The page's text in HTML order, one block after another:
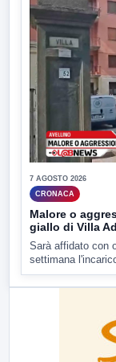
7 AGOSTO 2026
CRONACA
Malore o
giallo di Villa
Sarà affidato con
settimana